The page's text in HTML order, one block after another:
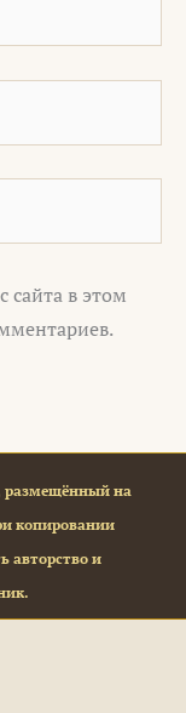
сайта в этом
размещённый на
копировании
авторство и